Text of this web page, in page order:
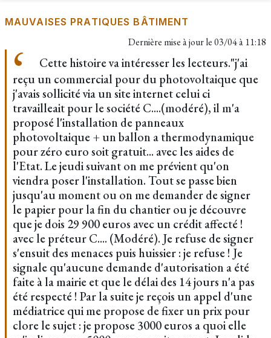
MAUVAISES PRATIQUES BÂTIMENT
Dernière mise à jour le03/04 à 11:18
Cette histoire va intéresser les lecteurs."j'ai
reçu un commercial pour du photovoltaique que
j'avais sollicité via un site internet celui ci
travailleait pour le société C....(modéré), il m'a
proposé l'installation de panneaux
photovoltaique + un ballon a thermodynamique
pour zéro euro soit gratuit... avec les aides de
l'Etat. Le jeudi suivant on me prévient qu'on
viendra poser l'installation. Tout se passe bien
jusqu'au moment ou on me demander de signer
le papier pour la fin du chantier ou je découvre
que je dois 29 900 euros avec un crédit affecté !
avec le préteur C.... (Modéré). Je refuse de signer
s'ensuit des menaces puis huissier : je refuse ! Je
signale qu'aucune demande d'autorisation a été
faite à la mairie et que le délai des 14 jours n'a pas
été respecté ! Par la suite je reçois un appel d'une
médiatrice qui me propose de fixer un prix pour
clore le sujet : je propose 3000 euros a quoi elle